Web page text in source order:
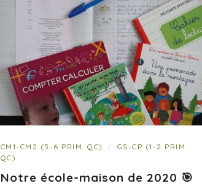
CM1-CM2 (5-6 PRIM. QC) /
GS-CP (1-2 PRIM.
QC)
Notre école-maison de 2020 🎯